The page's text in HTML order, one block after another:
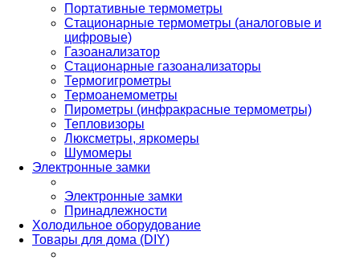
Портативные термометры
Стационарные термометры (аналоговые и
цифровые)
Газоанализатор
Стационарные газоанализаторы
Термогигрометры
Термоанемометры
Пирометры (инфракрасные термометры)
Тепловизоры
Люксметры, яркомеры
Шумомеры
Электронные замки
Электронные замки
Принадлежности
Холодильное оборудование
Товары для дома (DIY)